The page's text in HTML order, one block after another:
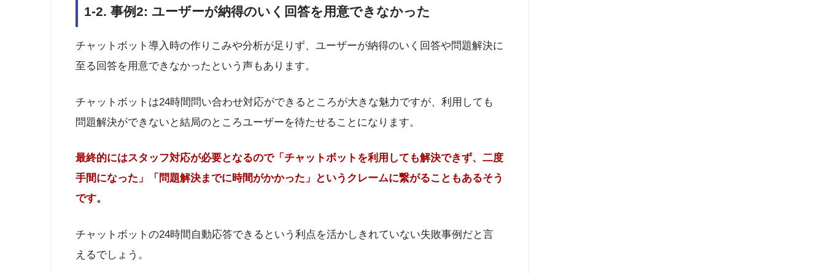
1-2. 事例2: ユーザーが納得のいく回答を用意できなかった
チャットボット導入時の作りこみや分析が足りず、ユーザーが納得のいく回答や問題解決に
至る回答を用意できなかったという声もあります。
チャットボットは24時間問い合わせ対応ができるところが大きな魅力ですが、利用しても
問題解決ができないと結局のところユーザーを待たせることになります。
最終的にはスタッフ対応が必要となるので「チャットボットを利用しても解決できず、二度
手間になった」「問題解決までに時間がかかった」というクレームに繋がることもあるそう
です。
チャットボットの24時間自動応答できるという利点を活かしきれていない失敗事例だと言
えるでしょう。